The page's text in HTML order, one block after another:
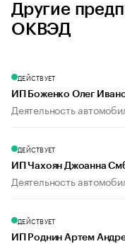
Другие
ОКВЭД
ДЕЙСТВУЕТ
ИП Боженко Олег
Деятельность
ДЕЙСТВУЕТ
ИП Чахоян Джоанна
Деятельность
ДЕЙСТВУЕТ
ИП Роднин Артем